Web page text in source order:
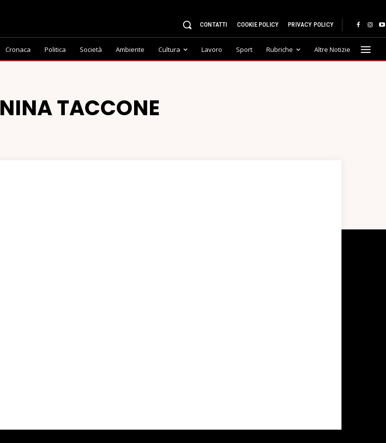
CONTATTI COOKIE POLICY PRIVACY POLICY
Cronaca Politica Società Ambiente Cultura Lavoro Sport Rubriche Altre Notizie
NINA TACCONE